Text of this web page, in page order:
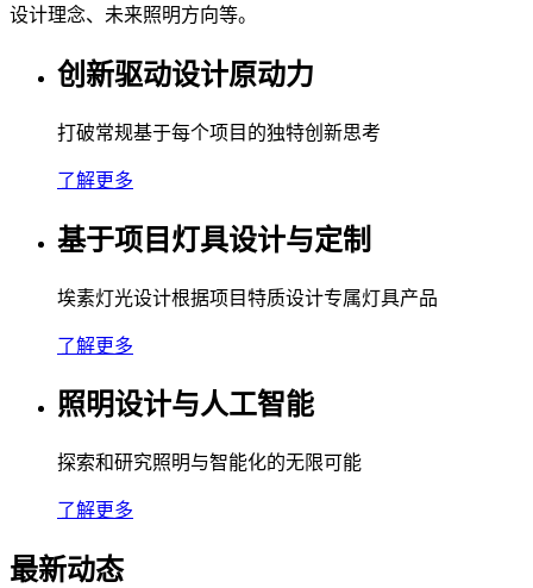
设计理念、未来照明方向等。
创新驱动设计原动力
打破常规基于每个项目的独特创新思考
了解更多
基于项目灯具设计与定制
埃素灯光设计根据项目特质设计专属灯具产品
了解更多
照明设计与人工智能
探索和研究照明与智能化的无限可能
了解更多
最新动态